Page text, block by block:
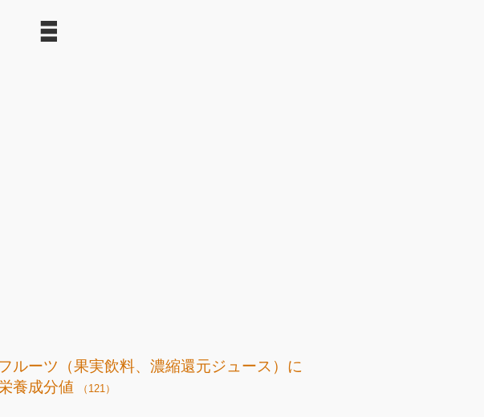
ルーツ（果実飲料、濃縮還元ジュース）に
養成分値
（121）